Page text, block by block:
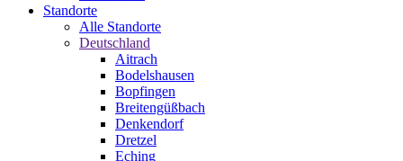
Standorte
Alle Standorte
Deutschland
Aitrach
Bodelshausen
Bopfingen
Breitengüßbach
Denkendorf
Dretzel
Eching